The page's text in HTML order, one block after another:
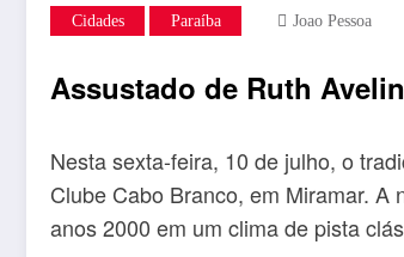
Cidades Paraíba Joao Pessoa
Assustado de Ruth
Nesta sexta-feira, 10 de julho, o
Clube Cabo Branco, em Miramar.
anos 2000 em um clima de pista